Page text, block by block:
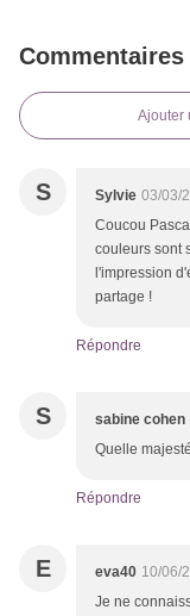
Commentaires
Ajouter
S Sylvie 03/03/
Coucou
couleurs sont
l'impression
partage !
Répondre
S sabine cohen
Quelle majesté
Répondre
E eva40 10/06/
Je ne